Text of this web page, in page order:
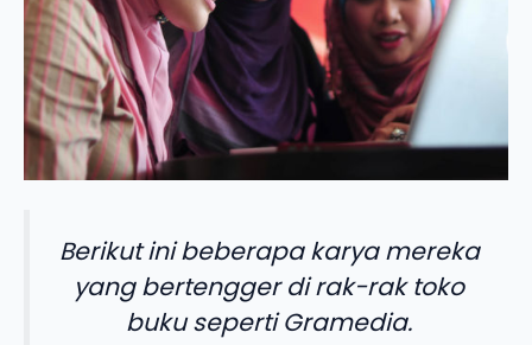
Berikut ini beberapa karya mereka
yang bertengger di rak-rak toko
buku seperti Gramedia.